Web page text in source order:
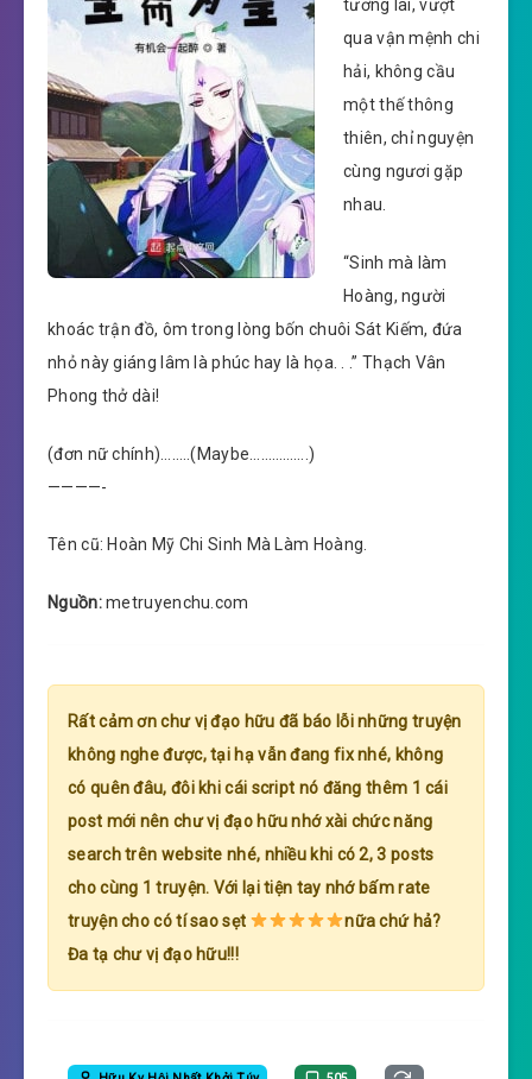
tương lai, vượt
qua vận mệnh chi
hải, không cầu
một thế thông
thiên, chỉ nguyện
cùng ngươi gặp
nhau.
“Sinh mà làm
Hoàng, người
khoác trận đồ, ôm trong lòng bốn chuôi Sát Kiếm, đứa
nhỏ này giáng lâm là phúc hay là họa. . .” Thạch Vân
Phong thở dài!
(đơn nữ chính)……..(Maybe…………….)
————-
Tên cũ: Hoàn Mỹ Chi Sinh Mà Làm Hoàng.
Nguồn:metruyenchu.com
Rất cảm ơn chư vị đạo hữu đã báo lỗi những truyện
không nghe được, tại hạ vẫn đang fix nhé, không
có quên đâu, đôi khi cái script nó đăng thêm 1 cái
post mới nên chư vị đạo hữu nhớ xài chức năng
search trên website nhé, nhiều khi có 2, 3 posts
cho cùng 1 truyện. Với lại tiện tay nhớ bấm rate
truyện cho có tí sao sẹt
nữa chứ hả?
Đa tạ chư vị đạo hữu!!!